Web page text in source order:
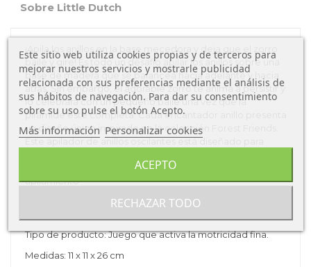
Sobre Little Dutch
¡Apila los anillos en la base mecedora y deja que el zorro
baile y gire! Es todo un desafío apilar los anillos sobre una
base de madera que se balancea hacia adelante y hacia
atrás. Sin embargo, el adorable zorro te anima a persistir y
lo celebrará con un pequeño baile una vez que la
pirámide esté completa. Cada encantador anillo presenta
un diseño único inspirado en la colección Forest Friends.
Este apilador de anillos oscilantes está diseñado para
práctico y divertido. Que comience la aventura del
apilamiento
Características de Zorro Anillos Blanditos
Tipo de producto: Juego que activa la motricidad fina.
Medidas: 11 x 11 x 26 cm
Este sitio web utiliza cookies propias y de terceros para
mejorar nuestros servicios y mostrarle publicidad
relacionada con sus preferencias mediante el análisis de
sus hábitos de navegación. Para dar su consentimiento
sobre su uso pulse el botón Acepto.
Más información Personalizar cookies
RECHAZAR TODO
ACEPTO